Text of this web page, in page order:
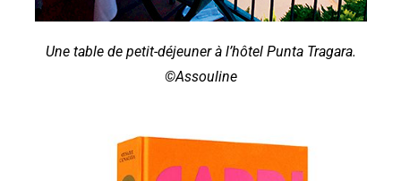
Une table de petit-déjeuner à l’hôtel Punta Tragara.
©Assouline